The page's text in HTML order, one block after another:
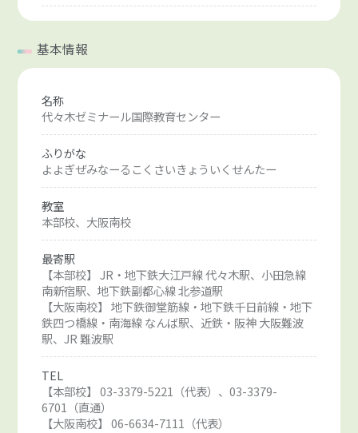
基本情報
名称
代々木ゼミナール国際教育センター
ふりがな
よよぎぜみなーるこくさいきょういくせんたー
教室
本部校、大阪南校
最寄駅
【本部校】 JR・地下鉄大江戸線 代々木駅、小田急線
南新宿駅、地下鉄副都心線 北参道駅
【大阪南校】 地下鉄御堂筋線・地下鉄千日前線・地下
鉄四つ橋線・南海線 なんば駅、近鉄・阪神 大阪難波
駅、JR 難波駅
TEL
【本部校】 03-3379-5221（代表）、03-3379-
6701（直通）
【大阪南校】 06-6634-7111（代表）